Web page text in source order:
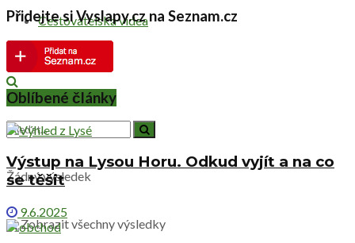
Cestovatelská videa
Žádný výsledek
Zobrazit všechny výsledky
Přidejte si Vyslapy.cz na Seznam.cz
Oblíbené články
Výstup na Lysou Horu. Odkud vyjít a na co
se těšit
9.6.2025